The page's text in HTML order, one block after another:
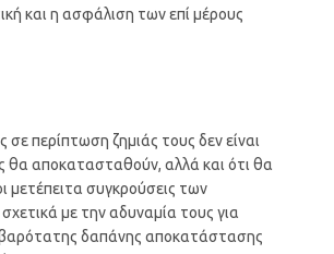
και η ασφάλιση των επί μέρους
σε περίπτωση ζημιάς τους δεν είναι
θα αποκατασταθούν, αλλά και ότι θα
μετέπειτα συγκρούσεις των
με την αδυναμία τους για
δαπάνης αποκατάστασης